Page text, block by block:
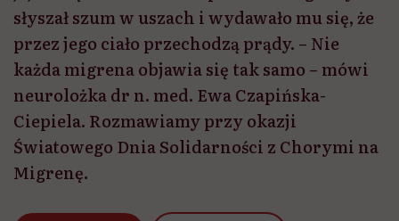
słyszał szum w uszach i wydawało mu się, że
przez jego ciało przechodzą prądy. – Nie
każda migrena objawia się tak samo – mówi
neurolożka dr n. med. Ewa Czapińska-
Ciepiela. Rozmawiamy przy okazji
Światowego Dnia Solidarności z Chorymi na
Migrenę.